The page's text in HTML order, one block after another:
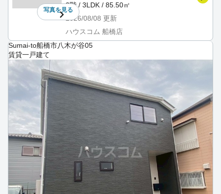
写真を見る
2階 / 3LDK / 85.50㎡
2026/08/08 更新
ハウスコム 船橋店
Sumai-to船橋市八木が谷05
賃貸一戸建て